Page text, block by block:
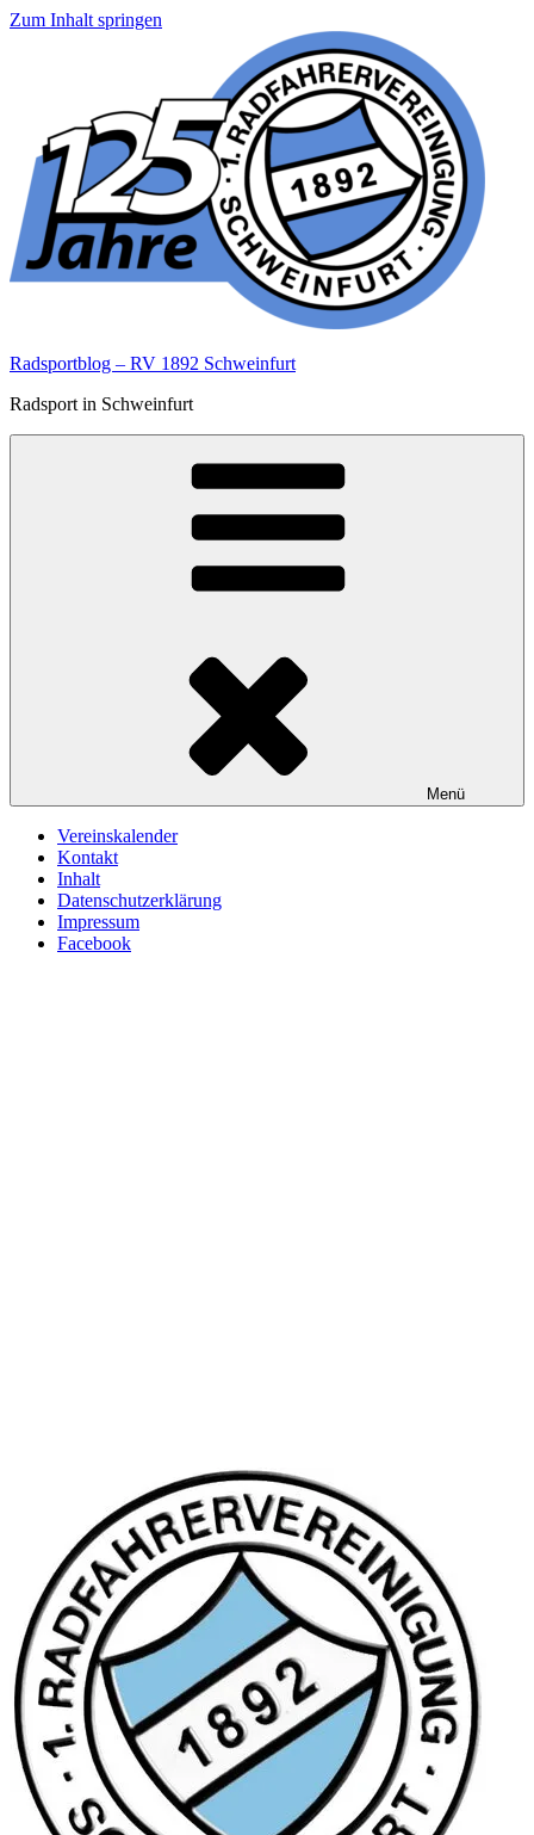
Zum Inhalt springen
Radsportblog – RV 1892 Schweinfurt
Radsport in Schweinfurt
Menü
Vereinskalender
Kontakt
Inhalt
Datenschutzerklärung
Impressum
Facebook